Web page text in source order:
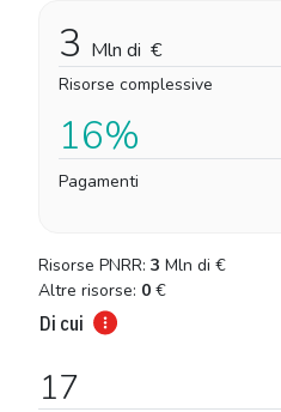
3 Mln di €
Risorse complessive
16%
Pagamenti
Risorse PNRR: 3 Mln di €
Altre risorse: 0 €
Di cui
17